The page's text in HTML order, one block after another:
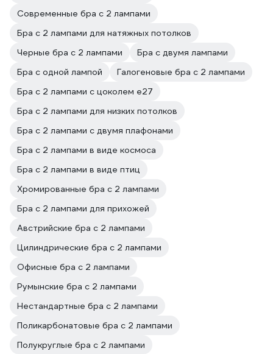
Современные бра с 2 лампами
Бра с 2 лампами для натяжных потолков
Черные бра с 2 лампами
Бра с двумя лампами
Бра с одной лампой
Галогеновые бра с 2 лампами
Бра с 2 лампами с цоколем e27
Бра с 2 лампами для низких потолков
Бра с 2 лампами с двумя плафонами
Бра с 2 лампами в виде космоса
Бра с 2 лампами в виде птиц
Хромированные бра с 2 лампами
Бра с 2 лампами для прихожей
Австрийские бра с 2 лампами
Цилиндрические бра с 2 лампами
Офисные бра с 2 лампами
Румынские бра с 2 лампами
Нестандартные бра с 2 лампами
Поликарбонатовые бра с 2 лампами
Полукруглые бра с 2 лампами